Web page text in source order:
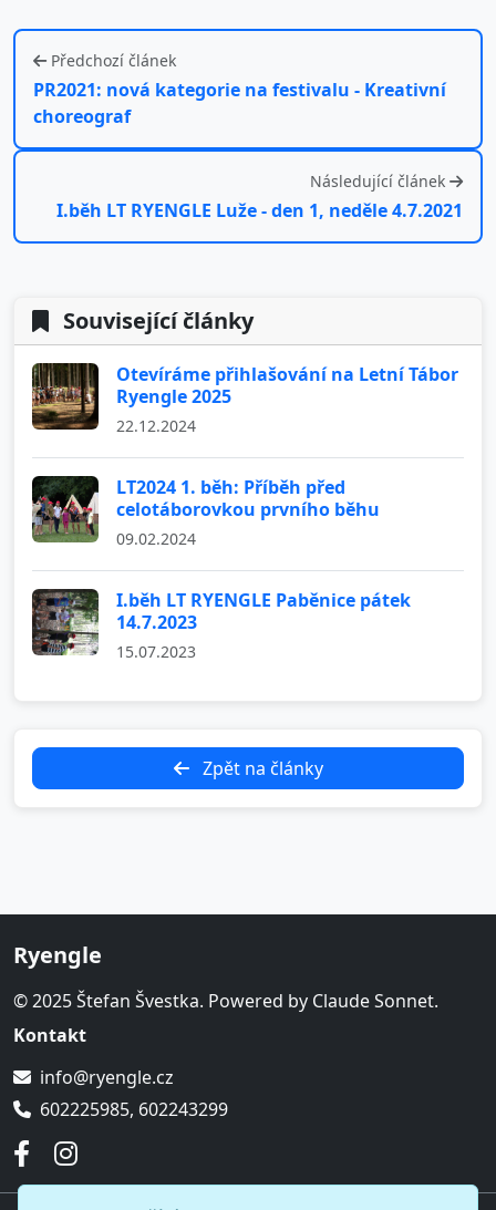
Předchozí článek
PR2021: nová kategorie na festivalu - Kreativní
choreograf
Následující článek
I.běh LT RYENGLE Luže - den 1, neděle 4.7.2021
Související články
Otevíráme přihlašování na Letní Tábor
Ryengle 2025
22.12.2024
LT2024 1. běh: Příběh před
celotáborovkou prvního běhu
09.02.2024
I.běh LT RYENGLE Paběnice pátek
14.7.2023
15.07.2023
Zpět na články
Ryengle
© 2025 Štefan Švestka. Powered by Claude Sonnet.
Kontakt
info@ryengle.cz
602225985, 602243299